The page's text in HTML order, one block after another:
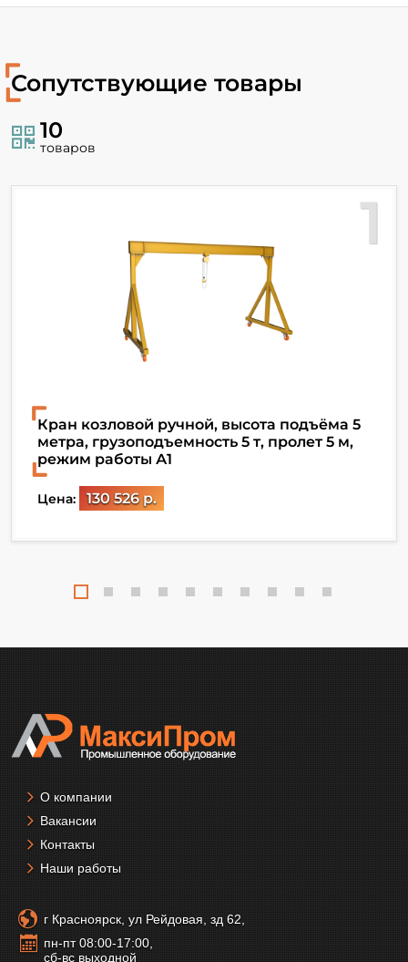
Сопутствующие товары
10
товаров
1
Кран козловой ручной, высота подъёма 5
метра, грузоподъемность 5 т, пролет 5 м,
режим работы А1
Цена: 130 526 р.
О компании
Вакансии
Контакты
Наши работы
г Красноярск, ул Рейдовая, зд 62,
пн-пт 08:00-17:00,
сб-вс выходной